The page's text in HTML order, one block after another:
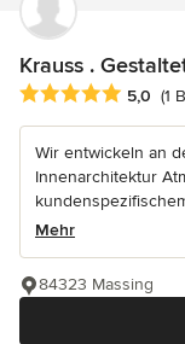
Krauss .
Durchschnittliche
5,0 (1
Wir entwickeln an
Innenarchitektur
Mehr
84323 Massing